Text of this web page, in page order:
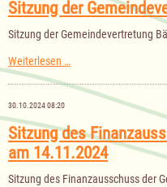
26.11.2024
Sitzung der
Sitzung der Gemeindevertretung
Weiterlesen …
Gemeindevertretung
07.11.2024
30.10.2024 08:20
Sitzung des
am 14.11.2024
Sitzung des Finanzausschuss der